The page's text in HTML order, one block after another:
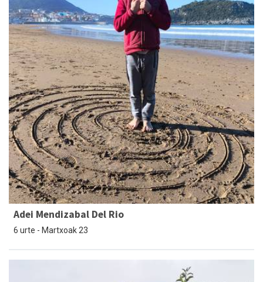
Adei Mendizabal Del Rio
6 urte - Martxoak 23